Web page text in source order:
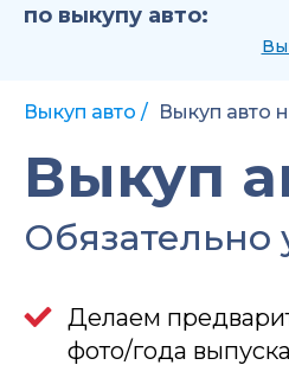
по выкупу авто:
Выкуп авто Выкуп авто
Выкуп
Обязательно
Делаем
фото/года